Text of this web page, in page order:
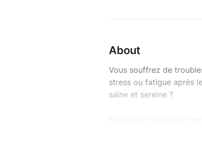
About
Vous souffrez de
stress ou fatigue après
saine et sereine ?
Rejoignez-nous pour